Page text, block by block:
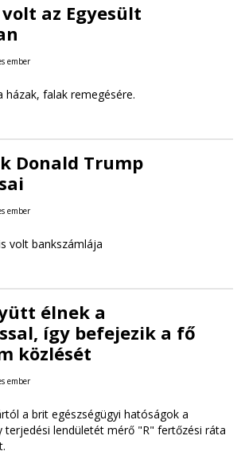
az Egyesült
ember
házak, falak remegésére.
Donald Trump
ember
volt bankszámlája
élnek a
így befejezik a fő
közlését
ember
a brit egészségügyi hatóságok a
terjedési lendületét mérő "R" fertőzési ráta